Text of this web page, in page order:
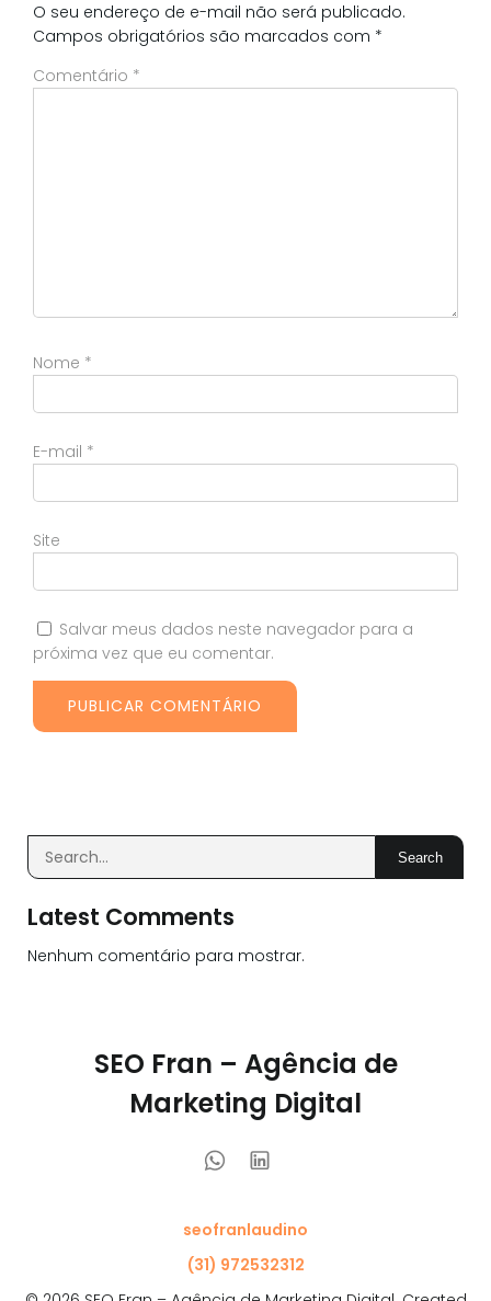
O seu endereço de e-mail não será publicado.
Campos obrigatórios são marcados com *
Comentário *
Nome *
E-mail *
Site
Salvar meus dados neste navegador para a
próxima vez que eu comentar.
Search
Latest Comments
Nenhum comentário para mostrar.
SEO Fran – Agência de
Marketing Digital
seofranlaudino
(31) 972532312